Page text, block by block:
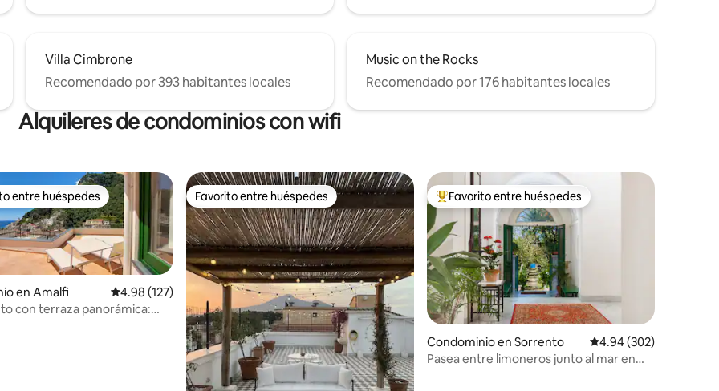
Villa Cimbrone
Recomendado por 393 habitantes locales
Music on the Rocks
Recomendado por 176 habitantes locales
Alquileres de condominios con wifi
de 5; 141 evaluaciones
en Favorito entre huéspedes
entre huéspedes
en Amalfi Calificación promedio: 4.98 de 5; 127 evaluaciones
4.98 (127)
con terraza panorámica:
Favorito entre huéspedes
Favorito entre huéspedes De los mejores en Favorito entre huéspedes
Favorito entre huéspedes
Condominio en Sorrento Calificación promedio:
4.94 (302)
Pasea entre limoneros junto al mar en